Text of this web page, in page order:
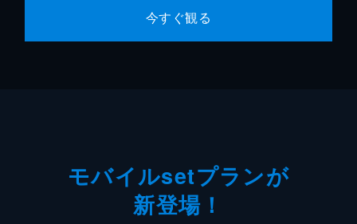
今すぐ観る
モバイルsetプランが
新登場！